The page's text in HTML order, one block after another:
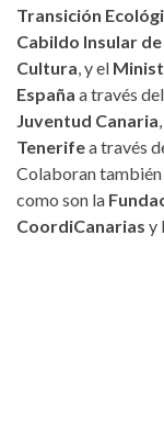
Transición
Cabildo Insular
Cultura, y el
España a través del
Juventud Canaria
Tenerifea través
Colaboran también
como son la
CoordiCanarias y